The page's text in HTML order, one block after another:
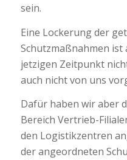
sein.
Eine Lockerung der
Schutzmaßnahmen ist
jetzigen Zeitpunkt
auch nicht von uns
Dafür haben wir aber
Bereich Vertrieb-
den Logistikzentren
der angeordneten